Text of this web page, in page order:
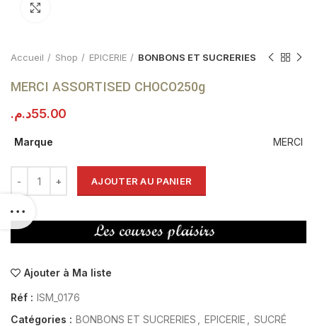
Accueil Shop EPICERIE BONBONS ET SUCRERIES
MERCI ASSORTISED CHOCO250g
55.00د.م.
Marque MERCI
AJOUTER AU PANIER
Ajouter à Ma liste
Réf : ISM_0176
Catégories : BONBONS ET SUCRERIES EPICERIE SUCRÉ